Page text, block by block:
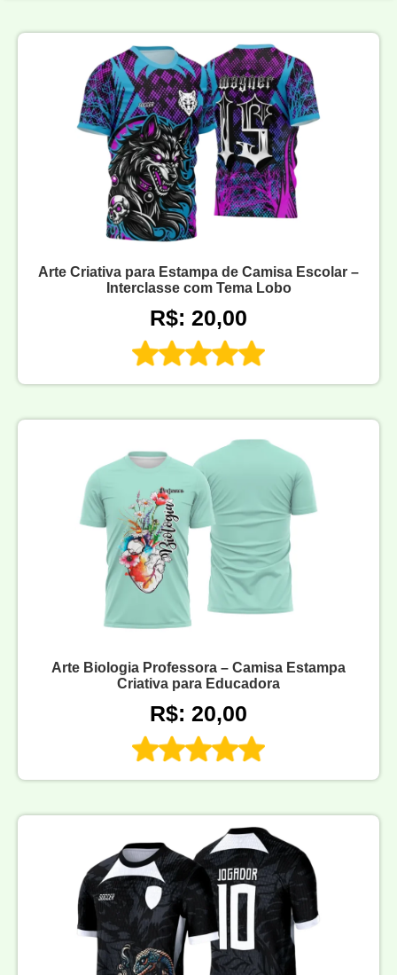
Arte Criativa para Estampa de Camisa Escolar –
Interclasse com Tema Lobo
R$: 20,00
Arte Biologia Professora – Camisa Estampa
Criativa para Educadora
R$: 20,00